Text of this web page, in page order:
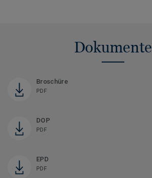
Dokumente
Broschüre
PDF
DOP
PDF
EPD
PDF